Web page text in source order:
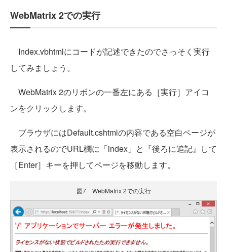
WebMatrix 2での実行
Index.vbhtmlにコードが記述できたのでさっそく実行
してみましょう。
WebMatrix 2のリボンの一番左にある［実行］アイコ
ンをクリックします。
ブラウザにはDefault.cshtmlの内容である空白ページが
表示されるのでURL欄に「index」と『後ろに追記』して
［Enter］キーを押してページを移動します。
図7 WebMatrix 2での実行